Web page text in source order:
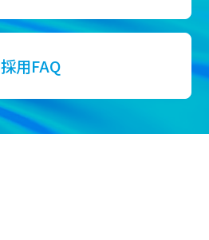
採用FAQ